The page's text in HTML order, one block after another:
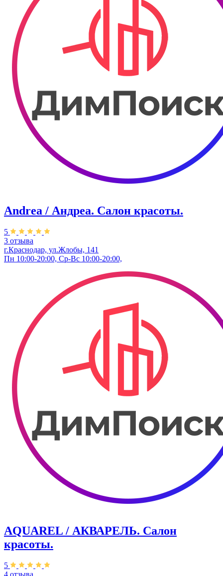
Andrea / Андреа. Салон красоты.
5
3 отзыва
г.Краснодар, ул.Жлобы, 141
Пн 10:00-20:00, Ср-Вс 10:00-20:00,
AQUAREL / АКВАРЕЛЬ. Салон
красоты.
5
4 отзыва